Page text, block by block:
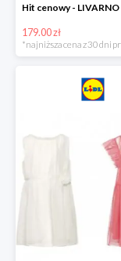
179.00 zł